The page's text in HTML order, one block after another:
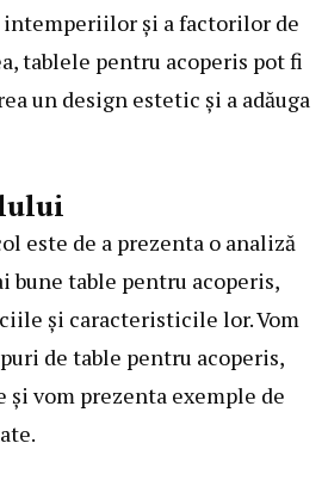
și a factorilor de
tablele pentru acoperis pot fi
un design estetic și a adăuga
este de a prezenta o analiză
bune table pentru acoperis,
și caracteristicile lor. Vom
de table pentru acoperis,
vom prezenta exemple de